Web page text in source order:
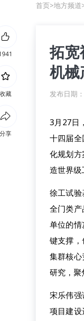
首页>地方频道
拓宽
机械
发布日期
3月27日
十四届
化规划
造世界级
徐工试
全门类
单位的
键支撑
集群核
研究，聚
宋乐伟
项目建
收藏
分享